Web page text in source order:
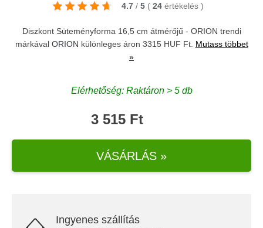
4.7 / 5 ( 24 értékelés )
Diszkont Süteményforma 16,5 cm átmérőjű - ORION trendi
márkával ORION különleges áron 3315 HUF Ft. Mutass többet
»
Elérhetőség: Raktáron > 5 db
3 515 Ft
VÁSÁRLÁS »
Ingyenes szállítás